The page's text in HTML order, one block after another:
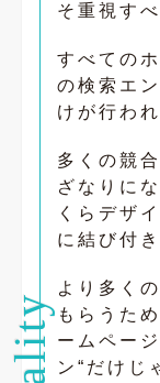
そ重視す
すべての
の検索エ
けが行わ
多くの競
ざなりに
くらデザ
に結び付
より多く
もらうた
ームペー
ン“だけじ